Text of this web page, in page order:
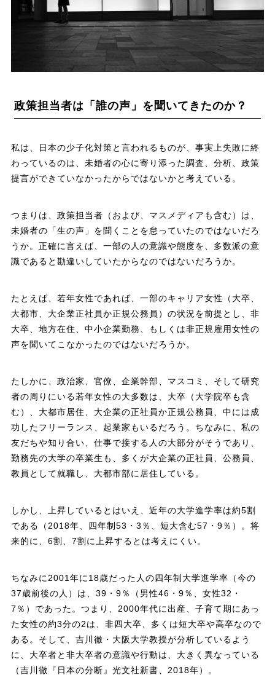
政策担当者は「誰の声」を聞いてきたのか？
私は、日本の少子化対策と言われるものが、事実上失敗に終
わっているのは、未婚者の心に寄り添った調査、分析、政策
提言ができていなかったからではないかと考えている。
つまりは、政策担当者（および、マスメディアも含む）は、
未婚者の「生の声」を聞くことを怠っていたのではないだろ
うか。正確に言えば、一部の人の意識や態度を、多数派の意
識であると勘違いしていたからなのではないだろうか。
たとえば、若年女性であれば、一部のキャリア女性（大卒、
大都市、大企業正社員か正規公務員）の状況を前提とし、非
大卒、地方在住、中小企業勤務、もしくは非正規雇用女性の
声を聞いてこなかったのではないだろうか。
たしかに、政治家、官僚、企業幹部、マスコミ、そして研究
者の周りにいる若年女性の大多数は、大卒（大学院卒も含
む）、大都市居住、大企業の正社員か正規公務員、中には成
功したフリーランス、起業家もいるだろう。ちなみに、私の
友だちや知り合い、仕事で接する人の大部分がそうであり、
勤務先の大学の卒業生も、多くが大企業の正社員、公務員、
教員として就職し、大都市部に居住している。
しかし、上昇しているとはいえ、近年の大学進学率は約5割
である（2018年、四年制53・3％、短大含む57・9％）。将
来的に、6割、7割に上昇するとは考えにくい。
ちなみに2001年に18歳だった人の四年制大学進学率（今の
37歳前後の人）は、39・9％（男性46・9％、女性32・
7％）であった。つまり、2000年代に出産、子育て期にあっ
た女性の約3分の2は、非四大卒、多くは短大卒や高卒なので
ある。そして、吉川徹・大阪大学教授が分析しているよう
に、大卒者と非大卒者の意識や行動は、大きく異なっている
（吉川徹『日本の分断』光文社新書、2018年）。